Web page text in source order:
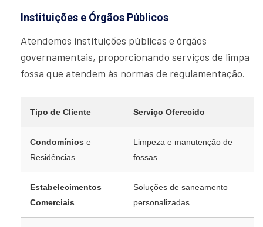
Instituições e Órgãos Públicos
Atendemos instituições públicas e órgãos
governamentais, proporcionando serviços de limpa
fossa que atendem às normas de regulamentação.
Tipo de Cliente Serviço Oferecido
Condomínios e
Residências
Limpeza e manutenção de
fossas
Estabelecimentos
Comerciais
Soluções de saneamento
personalizadas